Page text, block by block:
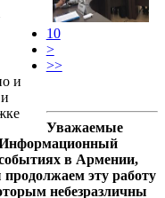
и
и
10
>
>>
Уважаемые
Информационный
в Армении,
эту работу
небезразличны